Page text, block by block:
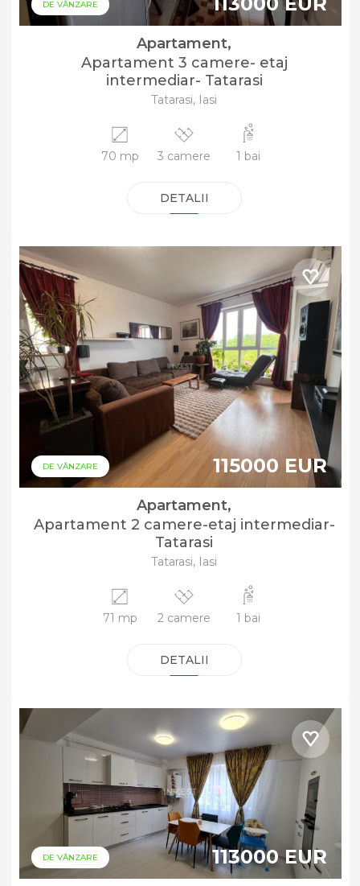
DE VÂNZARE
Apartament,
Apartament 3 camere- etaj
intermediar- Tatarasi
Tatarasi, Iasi
70 mp 3 camere 1 bai
DETALII
DE VÂNZARE 115000 EUR
Apartament,
Apartament 2 camere-etaj intermediar-
Tatarasi
Tatarasi, Iasi
71 mp 2 camere 1 bai
DETALII
DE VÂNZARE 113000 EUR